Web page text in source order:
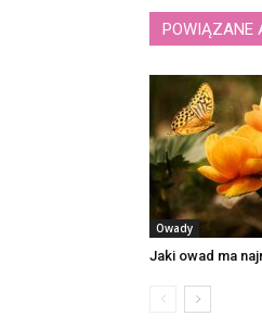
POWIĄZANE
Owady
Jaki owad ma